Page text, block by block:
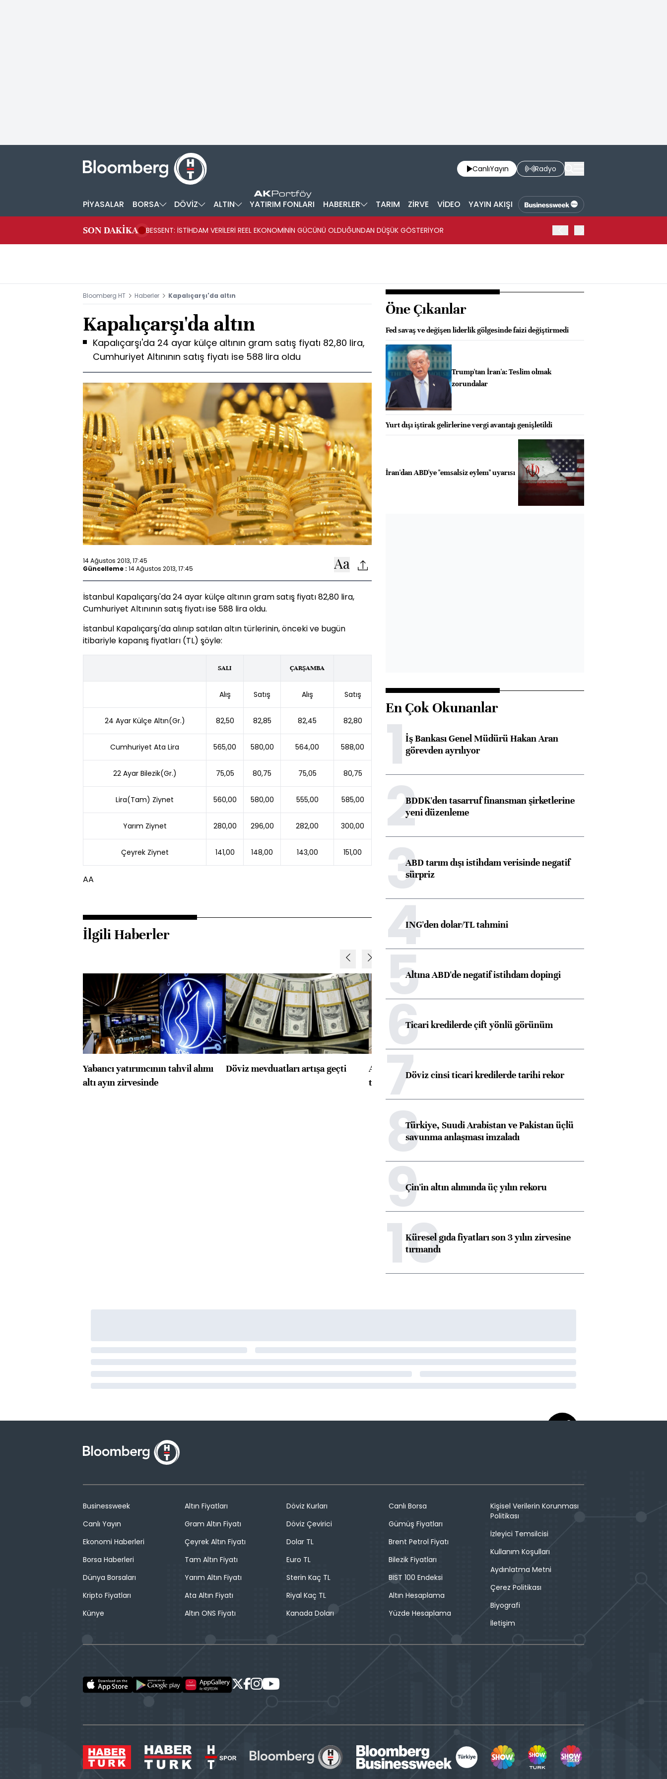
CanlıYayın Radyo
PİYASALAR BORSA DÖVİZ ALTIN YATIRIM FONLARI HABERLER TARIM ZİRVE VİDEO YAYIN AKIŞI
SON DAKİKA BESSENT: İSTİHDAM VERİLERİ REEL EKONOMİNİN GÜCÜNÜ OLDUĞUNDAN DÜŞÜK GÖSTERİYOR
Bloomberg HT Haberler Kapalıçarşı'da altın
Kapalıçarşı'da altın
Kapalıçarşı'da 24 ayar külçe altının gram satış fiyatı 82,80 lira,
Cumhuriyet Altınının satış fiyatı ise 588 lira oldu
14 Ağustos 2013, 17:45
Güncelleme : 14 Ağustos 2013, 17:45
İstanbul Kapalıçarşı'da 24 ayar külçe altının gram satış fiyatı 82,80 lira,
Cumhuriyet Altınının satış fiyatı ise 588 lira oldu.
İstanbul Kapalıçarşı'da alınıp satılan altın türlerinin, önceki ve bugün
itibariyle kapanış fiyatları (TL) şöyle:
SALI ÇARŞAMBA
Alış Satış Alış Satış
24 Ayar Külçe Altın(Gr.) 82,50 82,85 82,45 82,80
Cumhuriyet Ata Lira 565,00 580,00 564,00 588,00
22 Ayar Bilezik(Gr.) 75,05 80,75 75,05 80,75
Lira(Tam) Ziynet 560,00 580,00 555,00 585,00
Yarım Ziynet 280,00 296,00 282,00 300,00
Çeyrek Ziynet 141,00 148,00 143,00 151,00
AA
İlgili Haberler
Yabancı yatırımcının tahvil alımı
altı ayın zirvesinde
Döviz mevduatları artışa geçti
ABD'de konut başlangıçları
toparlandı
konusunda Unicredit ile
Öne Çıkanlar
Fed savaş ve değişen liderlik gölgesinde faizi değiştirmedi
Trump'tan İran'a: Teslim olmak
zorundalar
Yurt dışı iştirak gelirlerine vergi avantajı genişletildi
İran'dan ABD'ye "emsalsiz eylem" uyarısı
En Çok Okunanlar
1İş Bankası Genel Müdürü Hakan Aran
görevden ayrılıyor
2BDDK'den tasarruf finansman şirketlerine
yeni düzenleme
3ABD tarım dışı istihdam verisinde negatif
sürpriz
4ING'den dolar/TL tahmini
5Altına ABD'de negatif istihdam dopingi
6Ticari kredilerde çift yönlü görünüm
7Döviz cinsi ticari kredilerde tarihi rekor
8Türkiye, Suudi Arabistan ve Pakistan üçlü
savunma anlaşması imzaladı
9Çin'in altın alımında üç yılın rekoru
10
Küresel gıda fiyatları son 3 yılın zirvesine
tırmandı
Businessweek
Canlı Yayın
Ekonomi Haberleri
Borsa Haberleri
Dünya Borsaları
Kripto Fiyatları
Künye
Altın Fiyatları
Gram Altın Fiyatı
Çeyrek Altın Fiyatı
Tam Altın Fiyatı
Yarım Altın Fiyatı
Ata Altın Fiyatı
Altın ONS Fiyatı
Döviz Kurları
Döviz Çevirici
Dolar TL
Euro TL
Sterin Kaç TL
Riyal Kaç TL
Kanada Doları
Canlı Borsa
Gümüş Fiyatları
Brent Petrol Fiyatı
Bilezik Fiyatları
BIST 100 Endeksi
Altın Hesaplama
Yüzde Hesaplama
Kişisel Verilerin Korunması
Politikası
İzleyici Temsilcisi
Kullanım Koşulları
Aydınlatma Metni
Çerez Politikası
Biyografi
İletişim